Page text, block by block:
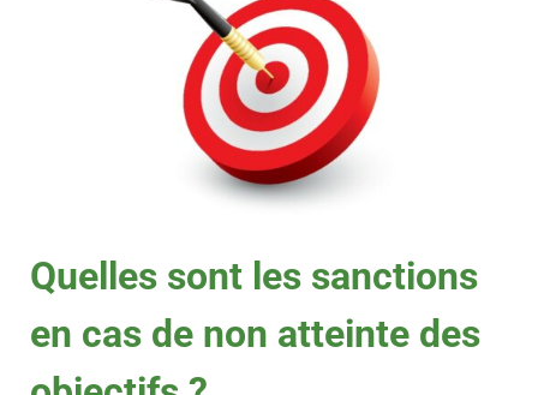
Quelles sont les sanctions
en cas de non atteinte des